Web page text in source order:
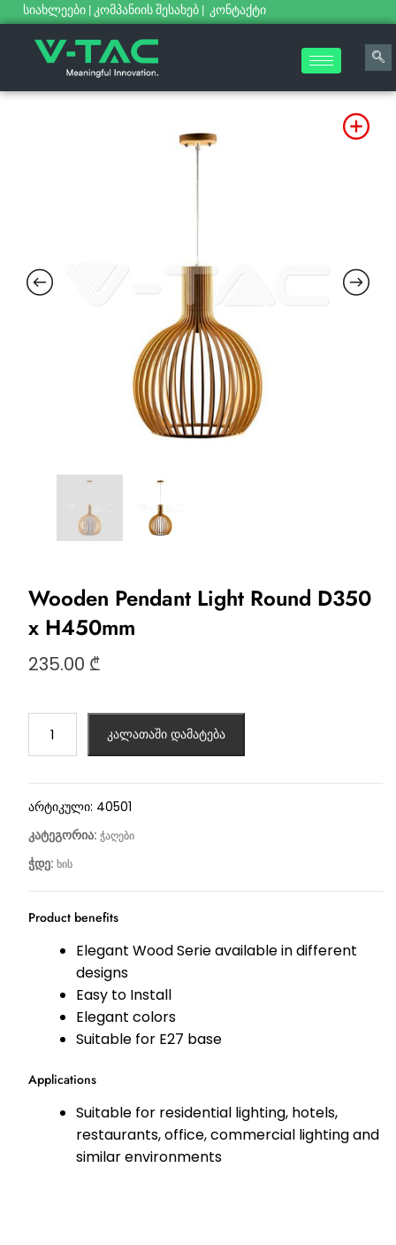
სიახლეები | კომპანიის შესახებ | კონტაქტი
Wooden Pendant Light Round D350
x H450mm
235.00 ₾
კალათაში დამატება
არტიკული: 40501
კატეგორია: ჭაღები
ჭდე: ხის
Product benefits
Elegant Wood Serie available in different
designs
Easy to Install
Elegant colors
Suitable for E27 base
Applications
Suitable for residential lighting, hotels,
restaurants, office, commercial lighting and
similar environments